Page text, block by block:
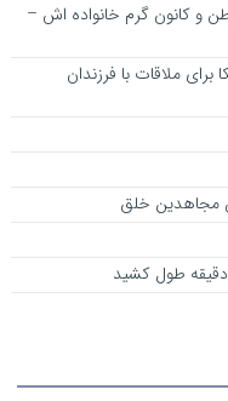
و کانون گرم خانواده اش –
ملاقات با فرزندان
مجاهدین خلق
طول کشید